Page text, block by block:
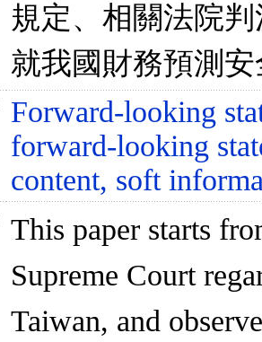
規定、相關法院
就我國財務預測
Forward-looking
forward-looking
content, soft
This paper starts
Supreme Court
Taiwan, and